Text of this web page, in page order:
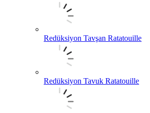
Redüksiyon Tavşan Ratatouille
Redüksiyon Tavuk Ratatouille